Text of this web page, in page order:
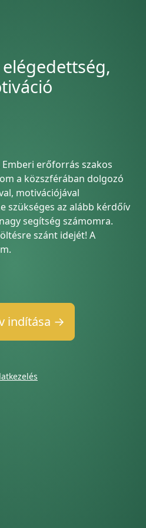
Emberi erőforrás szakos
a közszférában dolgozó
motivációjával
szükséges az alább kérdőív
segítség számomra.
szánt idejét! A
indítása →